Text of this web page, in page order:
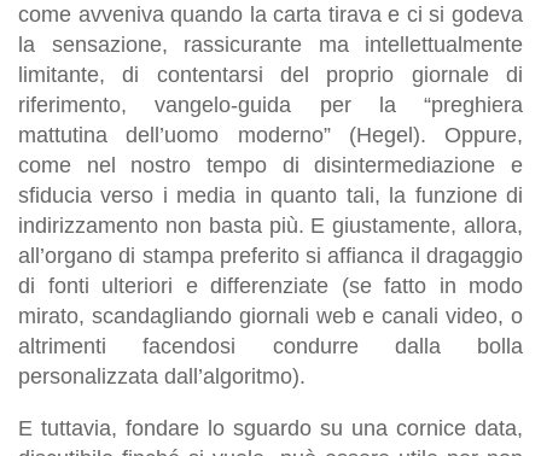
come avveniva quando la carta tirava e ci si godeva
la sensazione, rassicurante ma intellettualmente
limitante, di contentarsi del proprio giornale di
riferimento, vangelo-guida per la “preghiera
mattutina dell’uomo moderno” (Hegel). Oppure,
come nel nostro tempo di disintermediazione e
sfiducia verso i media in quanto tali, la funzione di
indirizzamento non basta più. E giustamente, allora,
all’organo di stampa preferito si affianca il dragaggio
di fonti ulteriori e differenziate (se fatto in modo
mirato, scandagliando giornali web e canali video, o
altrimenti facendosi condurre dalla bolla
personalizzata dall’algoritmo).
E tuttavia, fondare lo sguardo su una cornice data,